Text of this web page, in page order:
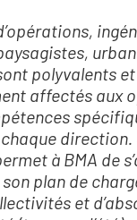
polyvalents
affectés aux
direction.
à BMA de
plan de
et